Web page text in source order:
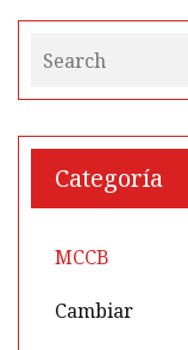
Categoría
MCCB
Cambiar